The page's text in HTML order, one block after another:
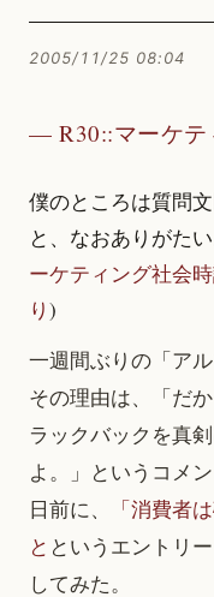
2005/11/25 08:04
R30::マーケ
僕のところは質問
と、なおありがた
ーケティング社会
り)
一週間ぶりの「ア
その理由は、「だ
ラックバックを真
よ。」というコメ
日前に、
「消費者
と というエントリ
してみた。